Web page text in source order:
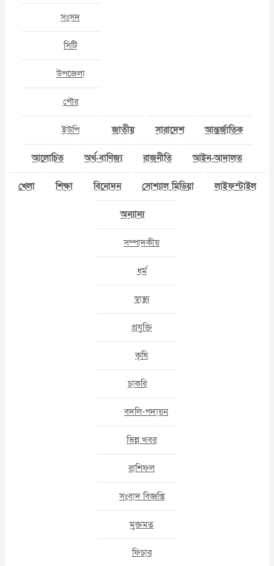
সংসদ
সিটি
উপজেলা
পৌর
ইউপি জাতীয় সারাদেশ আন্তর্জাতিক
আলোচিত অর্থ-বাণিজ্য রাজনীতি আইন-আদালত
খেলা শিক্ষা বিনোদন সোশ্যাল মিডিয়া লাইফস্টাইল
অন্যান্য
সম্পাদকীয়
ধর্ম
স্বাস্থ্য
প্রযুক্তি
কৃষি
চাকরি
বদলি-পদায়ন
ভিন্ন খবর
রাশিফল
সংবাদ বিজ্ঞপ্তি
মুক্তমত
ফিচার